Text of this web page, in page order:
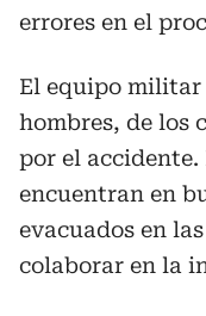
errores en el
El equipo militar
hombres, de los
por el accidente.
encuentran en
evacuados en
colaborar en la